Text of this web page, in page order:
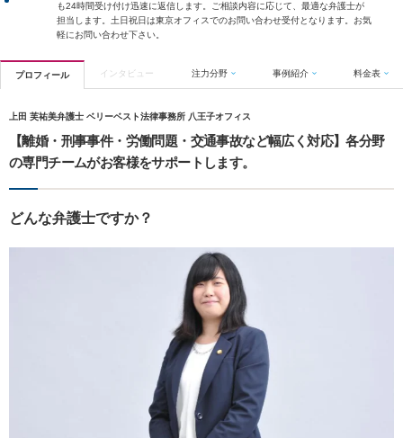
も24時間受け付け迅速に返信します。ご相談内容に応じて、最適な弁護士が
担当します。土日祝日は東京オフィスでのお問い合わせ受付となります。お気
軽にお問い合わせ下さい。
プロフィール インタビュー 注力分野 事例紹介 料金表
上田 芙祐美弁護士 ベリーベスト法律事務所 八王子オフィス
【離婚・刑事事件・労働問題・交通事故など幅広く対応】各分野
の専門チームがお客様をサポートします。
どんな弁護士ですか？